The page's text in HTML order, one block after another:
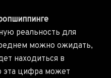
реальность для
можно ожидать,
находиться в
эта цифра может